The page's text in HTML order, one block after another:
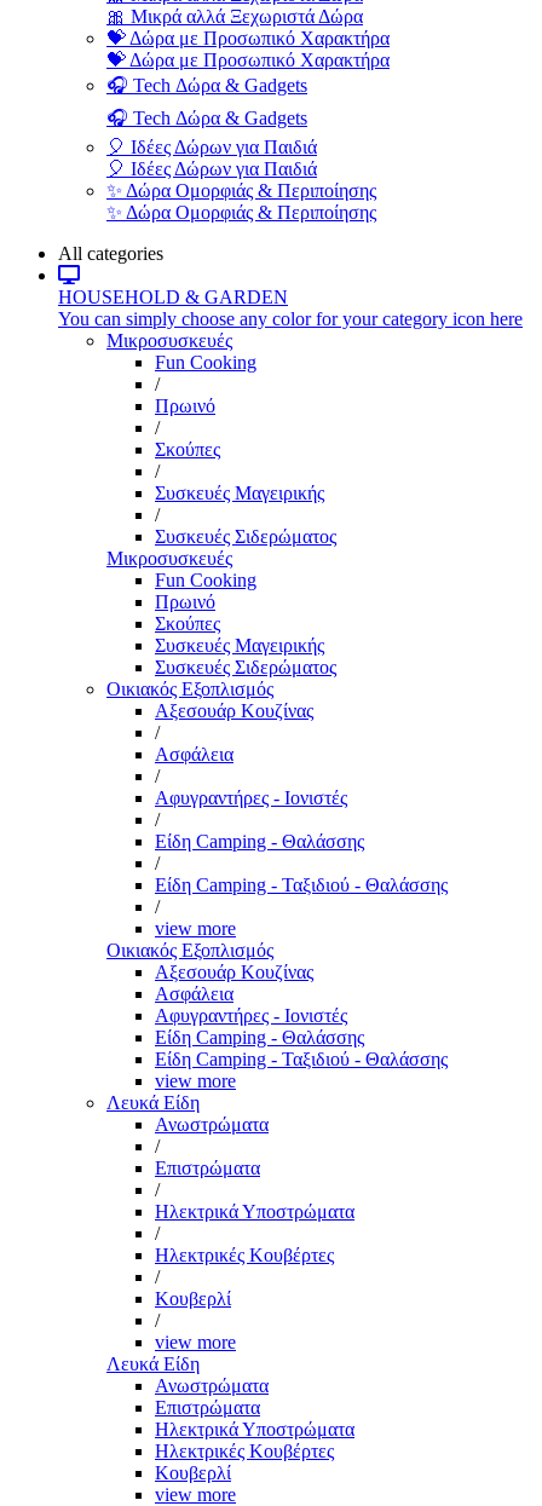
🎀 Μικρά αλλά Ξεχωριστά Δώρα
💝 Δώρα με Προσωπικό Χαρακτήρα
💝 Δώρα με Προσωπικό Χαρακτήρα
🎧 Tech Δώρα & Gadgets
🎧 Tech Δώρα & Gadgets
🎈 Ιδέες Δώρων για Παιδιά
🎈 Ιδέες Δώρων για Παιδιά
✨ Δώρα Ομορφιάς & Περιποίησης
✨ Δώρα Ομορφιάς & Περιποίησης
All categories
HOUSEHOLD & GARDEN
You can simply choose any color for your category icon here
Μικροσυσκευές
Fun Cooking
/
Πρωινό
/
Σκούπες
/
Συσκευές Μαγειρικής
/
Συσκευές Σιδερώματος
Μικροσυσκευές
Fun Cooking
Πρωινό
Σκούπες
Συσκευές Μαγειρικής
Συσκευές Σιδερώματος
Οικιακός Εξοπλισμός
Αξεσουάρ Κουζίνας
/
Ασφάλεια
/
Αφυγραντήρες - Ιονιστές
/
Είδη Camping - Θαλάσσης
/
Είδη Camping - Ταξιδιού - Θαλάσσης
/
view more
Οικιακός Εξοπλισμός
Αξεσουάρ Κουζίνας
Ασφάλεια
Αφυγραντήρες - Ιονιστές
Είδη Camping - Θαλάσσης
Είδη Camping - Ταξιδιού - Θαλάσσης
view more
Λευκά Είδη
Ανωστρώματα
/
Επιστρώματα
/
Ηλεκτρικά Υποστρώματα
/
Ηλεκτρικές Κουβέρτες
/
Κουβερλί
/
view more
Λευκά Είδη
Ανωστρώματα
Επιστρώματα
Ηλεκτρικά Υποστρώματα
Ηλεκτρικές Κουβέρτες
Κουβερλί
view more